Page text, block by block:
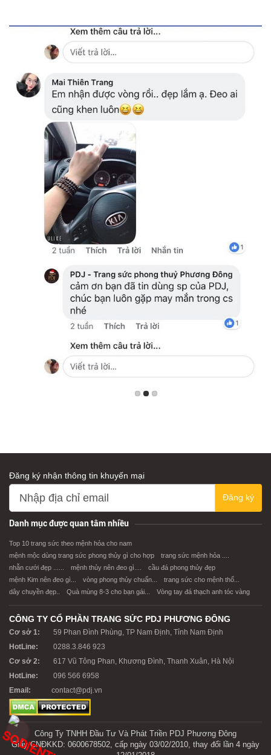
Đăng ký nhận thông tin khuyến mại
Đăng ký
Danh mục được quan tâm nhiều
Top 10 trang sức theo mệnh hỏa cho nam
mệnh mộc dùng trang sức phong thủy gì cho hợp
trang sức mệnh hỏa ....
nhẫn cưới đẹp ......
mệnh thủy nên đeo gì....
cầu đá phong thủy đẹp
mệnh Kim nên đeo gì...
vòng phong thủy chuẩn...
trang sức cho mệnh thổ...
dây chuyền đẹp..
Quà mùng 8-3 cho bạn gái... Vòng tay đá thạch anh tóc vàng
CÔNG TY CỔ PHẦN TRANG SỨC PDJ PHƯƠNG ĐÔNG
Cơ sở 1:
59 Phan Đình Phùng, TP Nam Định, Tỉnh Nam Định
HotLine:
0288.3.846 923
Cơ sở 2:
617 Vũ Tông Phan, Khương Đình, Thanh Xuân, Hà Nội
HotLine:
096 566 6958
Email:
contact@pdj.vn
Công Ty TNHH Đầu Tư Và Phát Triền PDJ Phương Đông
Giấy CNĐKKD: 0600678502, cấp ngày 03/02/2010, thay đổi lần 4 ngày